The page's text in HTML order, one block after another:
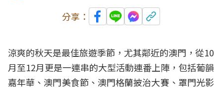
分享：
涼爽的秋天是最佳旅遊季節，尤其鄰近的澳門，從10
月至12月更是一連串的大型活動連番上陣，包括葡韻
嘉年華、澳門美食節、澳門格蘭披治大賽、罩門光影